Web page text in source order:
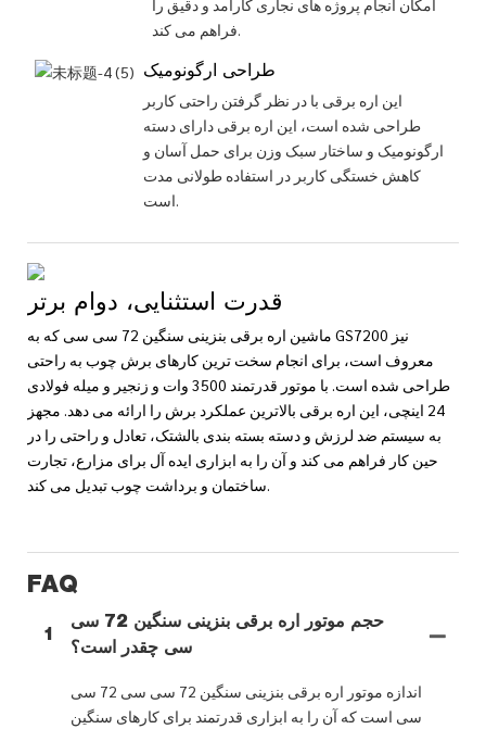
امکان انجام پروژه های نجاری کارآمد و دقیق را
فراهم می کند.
طراحی ارگونومیک
این اره برقی با در نظر گرفتن راحتی کاربر
طراحی شده است، این اره برقی دارای دسته
ارگونومیک و ساختار سبک وزن برای حمل آسان و
کاهش خستگی کاربر در استفاده طولانی مدت
است.
قدرت استثنایی، دوام برتر
ماشین اره برقی بنزینی سنگین 72 سی سی که به GS7200 نیز
معروف است، برای انجام سخت ترین کارهای برش چوب به راحتی
طراحی شده است. با موتور قدرتمند 3500 وات و زنجیر و میله فولادی
24 اینچی، این اره برقی بالاترین عملکرد برش را ارائه می دهد. مجهز
به سیستم ضد لرزش و دسته بسته بندی بالشتک، تعادل و راحتی را در
حین کار فراهم می کند و آن را به ابزاری ایده آل برای مزارع، تجارت
ساختمان و برداشت چوب تبدیل می کند.
FAQ
1
حجم موتور اره برقی بنزینی سنگین 72 سی
سی چقدر است؟
اندازه موتور اره برقی بنزینی سنگین 72 سی سی 72 سی
سی است که آن را به ابزاری قدرتمند برای کارهای سنگین